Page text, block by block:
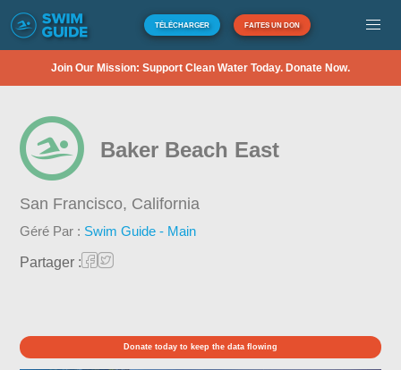
TÉLÉCHARGER FAITES UN DON
Join Our Mission: Support Clean Water Today. Donate Now.
Baker Beach East
San Francisco, California
Géré Par : Swim Guide - Main
Partager :
Donate today to keep the data flowing